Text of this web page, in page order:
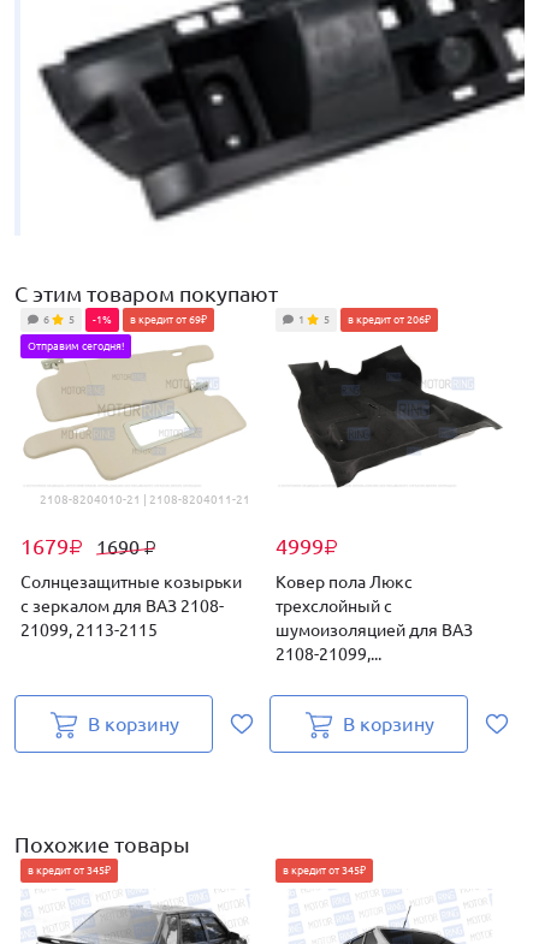
909₽
Усилитель заднего бампера для ВАЗ 2115
С этим товаром покупают
2108-8204010-21 | 2108-8204011-21
1679₽ 1690₽
6 5 -1% в кредит от 69₽
Отправим сегодня!
Солнцезащитные козырьки
с зеркалом для ВАЗ 2108-
21099, 2113-2115
В корзину
4999₽
1 5 в кредит от 206₽
Ковер пола Люкс
трехслойный с
шумоизоляцией для ВАЗ
2108-21099,...
В корзину
Похожие товары
в кредит от 345₽ в кредит от 345₽